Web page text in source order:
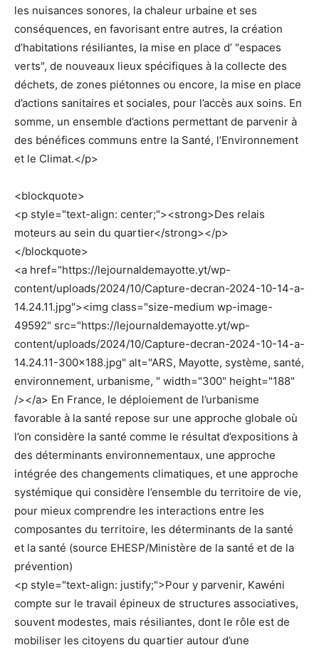
les nuisances sonores, la chaleur urbaine et ses
conséquences, en favorisant entre autres, la création
d’habitations résiliantes, la mise en place d’ "espaces
verts", de nouveaux lieux spécifiques à la collecte des
déchets, de zones piétonnes ou encore, la mise en place
d’actions sanitaires et sociales, pour l’accès aux soins. En
somme, un ensemble d’actions permettant de parvenir à
des bénéfices communs entre la Santé, l’Environnement
et le Climat.</p>
<blockquote>
<p style="text-align: center;"><strong>Des relais
moteurs au sein du quartier</strong></p>
</blockquote>
<a href="https://lejournaldemayotte.yt/wp-
content/uploads/2024/10/Capture-decran-2024-10-14-a-
14.24.11.jpg"><img class="size-medium wp-image-
49592" src="https://lejournaldemayotte.yt/wp-
content/uploads/2024/10/Capture-decran-2024-10-14-a-
14.24.11-300×188.jpg" alt="ARS, Mayotte, système, santé,
environnement, urbanisme, " width="300" height="188"
/></a> En France, le déploiement de l’urbanisme
favorable à la santé repose sur une approche globale où
l’on considère la santé comme le résultat d’expositions à
des déterminants environnementaux, une approche
intégrée des changements climatiques, et une approche
systémique qui considère l’ensemble du territoire de vie,
pour mieux comprendre les interactions entre les
composantes du territoire, les déterminants de la santé
et la santé (source EHESP/Ministère de la santé et de la
prévention)
<p style="text-align: justify;">Pour y parvenir, Kawéni
compte sur le travail épineux de structures associatives,
souvent modestes, mais résiliantes, dont le rôle est de
mobiliser les citoyens du quartier autour d’une